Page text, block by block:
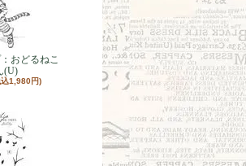
おどるねこ
(U)
1,980円)